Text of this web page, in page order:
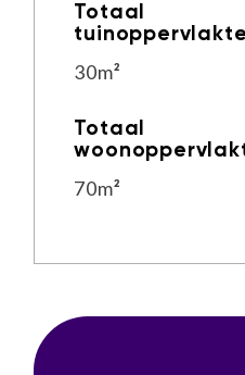
Totaal
tuinoppervlakte
30m²
Totaal
70m²